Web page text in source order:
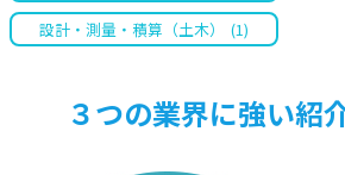
設計・測量・積算（土木）
(1)
３つの業界に強い紹